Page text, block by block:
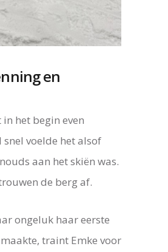
en
het begin even
voelde het alsof
aan het skiën was.
de berg af.
ongeluk haar eerste
traint Emke voor